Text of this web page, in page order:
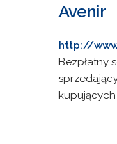
Avenir
http://
Bezpłatny